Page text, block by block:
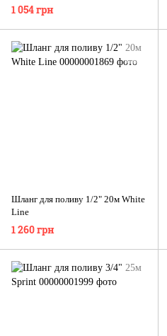
1 054 грн
Шланг для поливу 1/2" 20м White
Line
1 260 грн